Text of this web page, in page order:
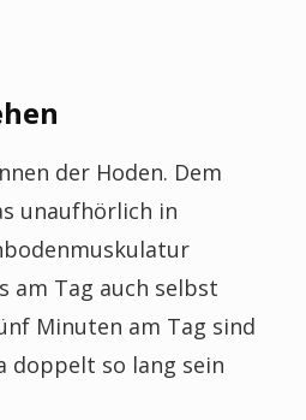
der Hoden. Dem
unaufhörlich in
am Tag auch selbst
Minuten am Tag sind
doppelt so lang sein